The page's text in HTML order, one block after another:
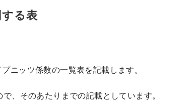
る表
ニッツ係数の一覧表を記載します。
、そのあたりまでの記載としています。